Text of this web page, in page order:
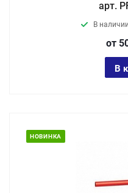
арт.
В наличии
от
В
НОВИНКА